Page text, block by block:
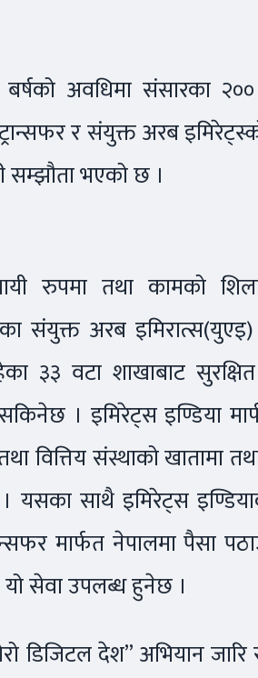
अवधिमा संसारका
ट्रान्सफर र संयुक्त अरब
सम्झौता भएको छ ।
रुपमा तथा कामको
संयुक्त अरब
३३ वटा शाखाबाट
सकिनेछ । इमिरेट्स इण्डिया
वित्तिय संस्थाको खातामा
साथै इमिरेट्स
मार्फत नेपालमा पैसा
सेवा उपलब्ध हुनेछ ।
डिजिटल देश” अभियान